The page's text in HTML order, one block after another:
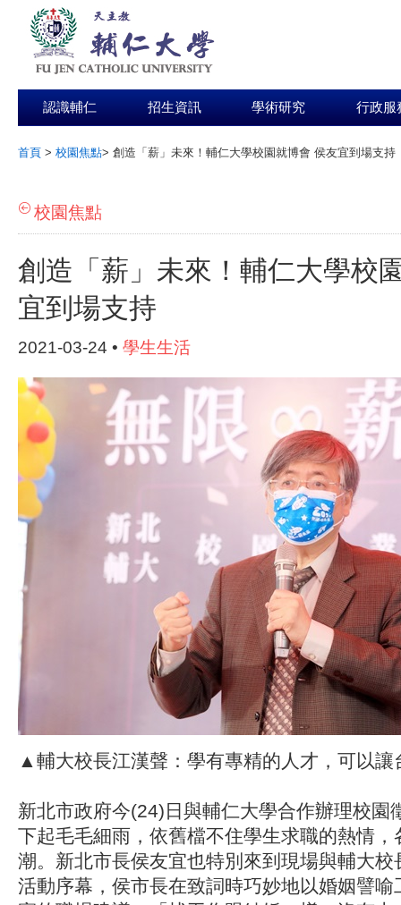
認識輔仁 招生資訊 學術研究 行政服
首頁 > 校園焦點> 創造「薪」未來！輔仁大學校園就博會 侯友宜到場支持
校園焦點
創造「薪」未來！輔仁大學校
宜到場支持
2021-03-24 • 學生生活
▲輔大校長江漢聲：學有專精的人才，可以讓
新北市政府今(24)日與輔仁大學合作辦理校園
下起毛毛細雨，依舊檔不住學生求職的熱情，
潮。新北市長侯友宜也特別來到現場與輔大校
活動序幕，侯市長在致詞時巧妙地以婚姻譬喻